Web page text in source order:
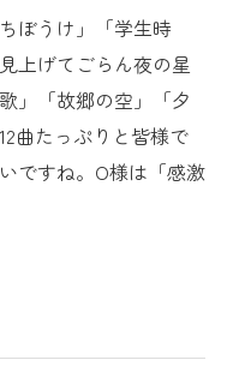
ぼうけ」「学生時
上げてごらん夜の星
」「故郷の空」「夕
曲たっぷりと皆様で
ですね。O様は「感激